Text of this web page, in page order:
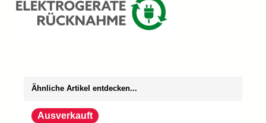
Produktgalerie überspringen
Ähnliche Artikel entdecken...
Ausverkauft